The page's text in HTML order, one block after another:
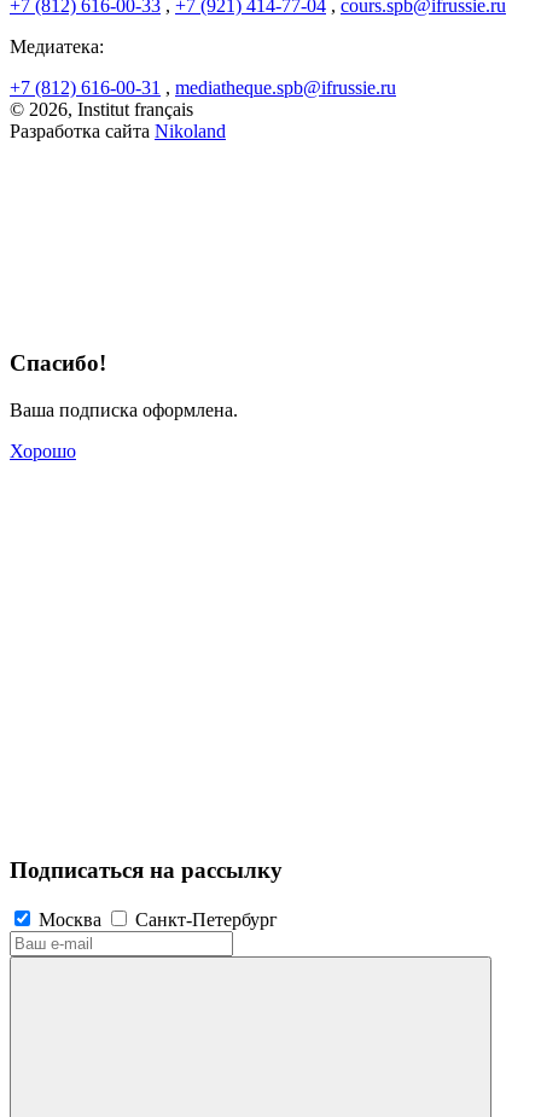
+7 (812) 616-00-33 , +7 (921) 414-77-04 , cours.spb@ifrussie.ru
Медиатека:
+7 (812) 616-00-31 , mediatheque.spb@ifrussie.ru
© 2026, Institut français
Разработка сайта Nikoland
Спасибо!
Ваша подписка оформлена.
Хорошо
Подписаться на рассылку
Москва Санкт-Петербург